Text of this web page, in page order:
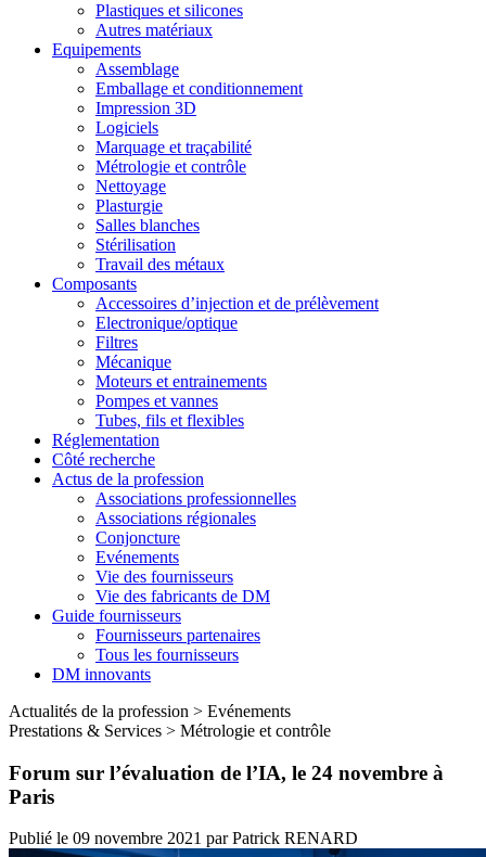
Plastiques et silicones
Autres matériaux
Equipements
Assemblage
Emballage et conditionnement
Impression 3D
Logiciels
Marquage et traçabilité
Métrologie et contrôle
Nettoyage
Plasturgie
Salles blanches
Stérilisation
Travail des métaux
Composants
Accessoires d’injection et de prélèvement
Electronique/optique
Filtres
Mécanique
Moteurs et entrainements
Pompes et vannes
Tubes, fils et flexibles
Réglementation
Côté recherche
Actus de la profession
Associations professionnelles
Associations régionales
Conjoncture
Evénements
Vie des fournisseurs
Vie des fabricants de DM
Guide fournisseurs
Fournisseurs partenaires
Tous les fournisseurs
DM innovants
Actualités de la profession > Evénements
Prestations & Services > Métrologie et contrôle
Forum sur l’évaluation de l’IA, le 24 novembre à
Paris
Publié le 09 novembre 2021 parPatrick RENARD